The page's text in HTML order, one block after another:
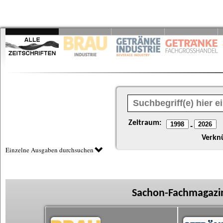
Zeitraum: -
Einzelne Ausgaben durchsuchen
Sachon-